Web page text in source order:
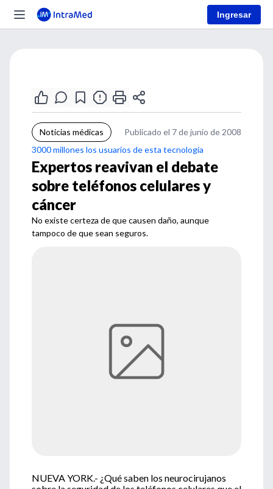
Ingresar
Noticias médicas
Publicado el 7 de junio de 2008
3000 millones los usuarios de esta tecnología
Expertos reavivan el debate
sobre teléfonos celulares y
cáncer
No existe certeza de que causen daño, aunque
tampoco de que sean seguros.
NUEVA YORK.- ¿Qué saben los neurocirujanos